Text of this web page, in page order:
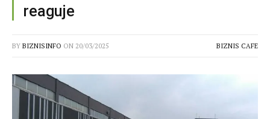
reaguje
BY BIZNISINFO ON 20/03/2025 BIZNIS CAFE